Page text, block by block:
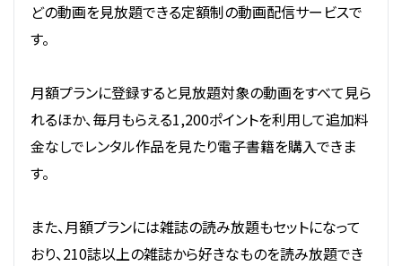
どの動画を見放題できる定額制の動画配信サービスで
す。
月額プランに登録すると見放題対象の動画をすべて見ら
れるほか、毎月もらえる1,200ポイントを利用して追加料
金なしでレンタル作品を見たり電子書籍を購入できま
す。
また、月額プランには雑誌の読み放題もセットになって
おり、210誌以上の雑誌から好きなものを読み放題でき